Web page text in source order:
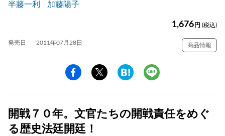
半藤一利 加藤陽子
1,676 円 (税込)
発売日 2011年07月28日 商品情報
開戦７０年。文官たちの開戦責任をめぐ
る歴史法廷開廷！